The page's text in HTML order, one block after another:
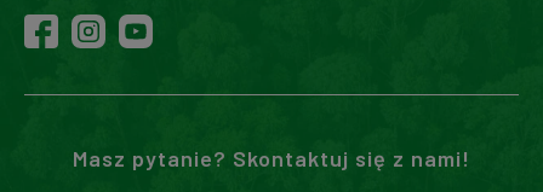
Masz pytanie? Skontaktuj się z nami!